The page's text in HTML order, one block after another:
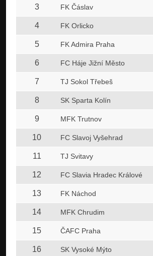
3 FK Čáslav
4 FK Orlicko
5 FK Admira Praha
6 FC Háje Jižní Město
7 TJ Sokol Třebeš
8 SK Sparta Kolín
9 MFK Trutnov
10 FC Slavoj Vyšehrad
11 TJ Svitavy
12 FC Slavia Hradec Králové
13 FK Náchod
14 MFK Chrudim
15 ČAFC Praha
16 SK Vysoké Mýto